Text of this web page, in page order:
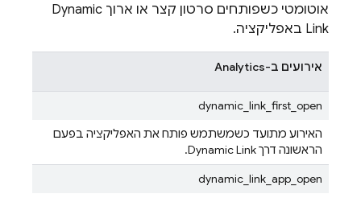
אוטומטי כשפותחים סרטון קצר או ארוך Dynamic
Link באפליקציה.
אירועים ב-Analytics
dynamic_link_first_open
האירוע מתועד כשמשתמש פותח את האפליקציה בפעם
הראשונה דרךDynamic Link
.
dynamic_link_app_open